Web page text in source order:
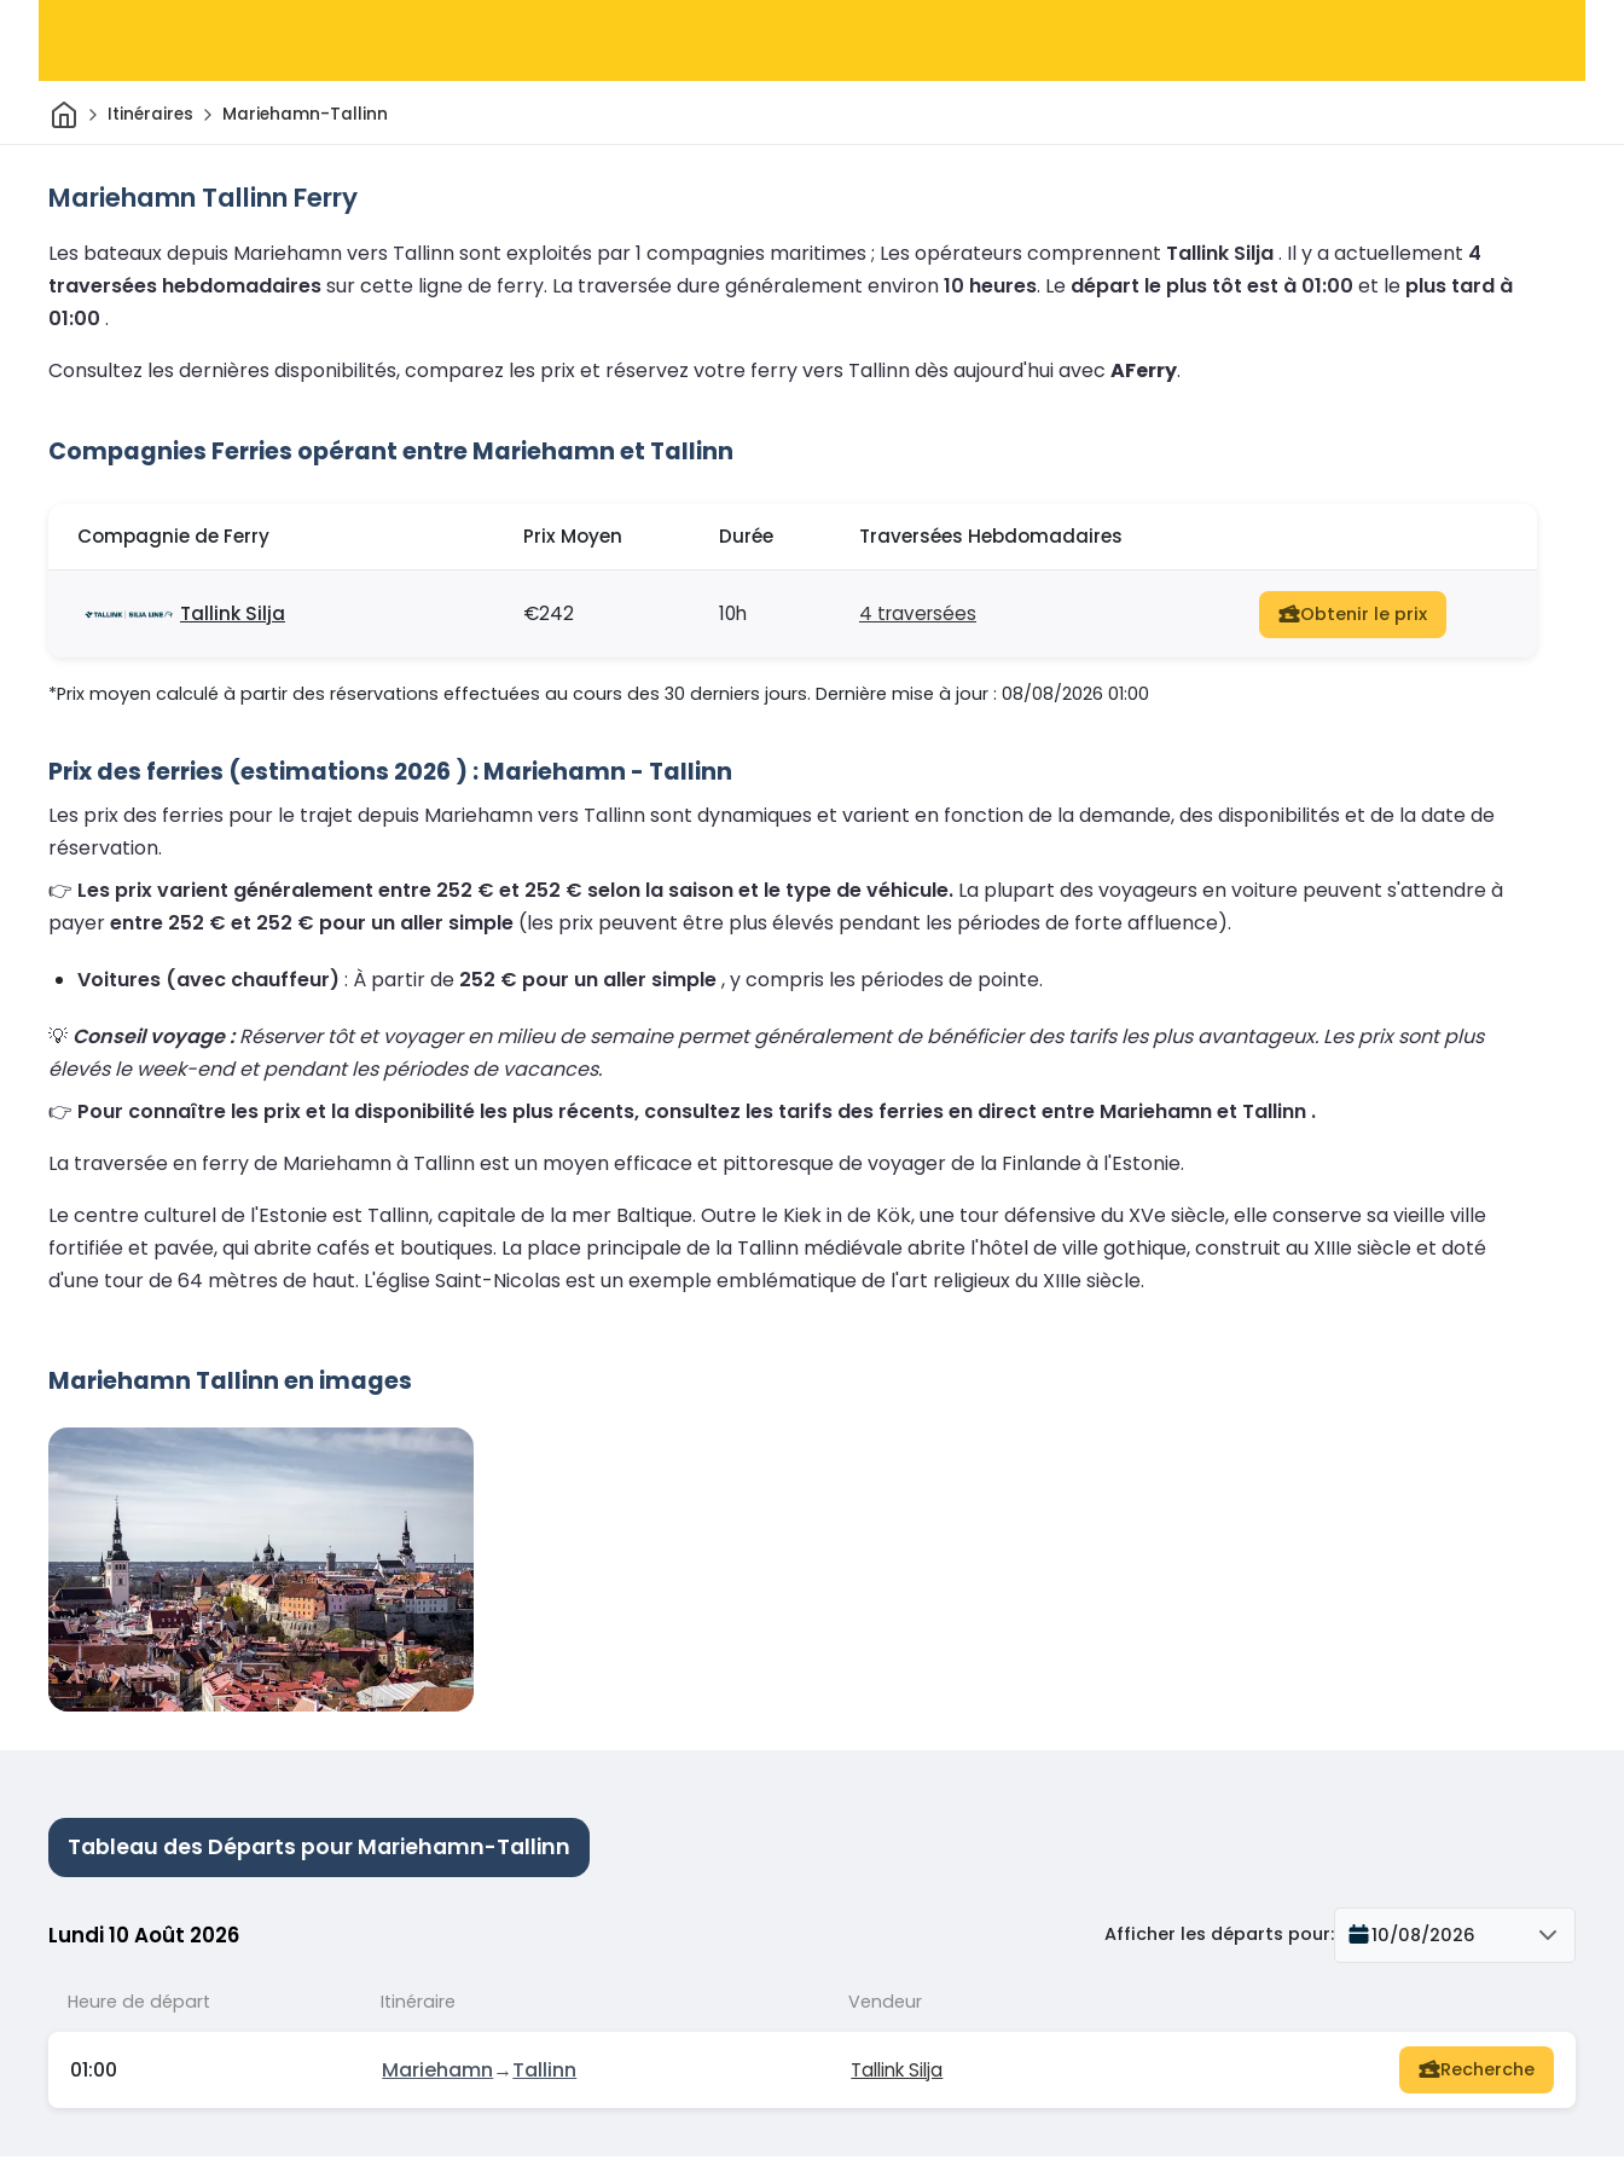
Maison
Itinéraires Mariehamn-Tallinn
Mariehamn Tallinn Ferry
Les bateaux depuis Mariehamn vers Tallinn sont exploités par 1 compagnies maritimes ; Les opérateurs comprennent Tallink Silja. Il y a actuellement 4
traversées hebdomadairessur cette ligne de ferry. La traversée dure généralement environ10 heures. Le départ le plus tôt est à 01:00 et le plus tard à
01:00 .
Consultez les dernières disponibilités, comparez les prix et réservez votre ferry vers Tallinn dès aujourd'hui avec AFerry.
Compagnies Ferries opérant entre Mariehamn et Tallinn
Compagnie de Ferry Prix Moyen Durée Traversées Hebdomadaires
Tallink Silja €242 10h 4 traversées Obtenir le prix
*Prix moyen calculé à partir des réservations effectuées au cours des 30 derniers jours. Dernière mise à jour : 08/08/2026 01:00
Prix des ferries (estimations 2026 ) : Mariehamn - Tallinn
Les prix des ferries pour le trajet depuis Mariehamn vers Tallinn sont dynamiques et varient en fonction de la demande, des disponibilités et de la date de
réservation.
👉 Les prix varient généralement entre 252 € et 252 € selon la saison et le type de véhicule. La plupart des voyageurs en voiture peuvent s'attendre à
payerentre 252 € et 252 € pour un aller simple (les prix peuvent être plus élevés pendant les périodes de forte affluence).
Voitures (avec chauffeur) : À partir de 252 € pour un aller simple, y compris les périodes de pointe.
💡 Conseil voyage :Réserver tôt et voyager en milieu de semaine permet généralement de bénéficier des tarifs les plus avantageux. Les prix sont plus
élevés le week-end et pendant les périodes de vacances.
👉 Pour connaître les prix et la disponibilité les plus récents, consultez les tarifs des ferries en direct entre Mariehamn et Tallinn .
La traversée en ferry de Mariehamn à Tallinn est un moyen efficace et pittoresque de voyager de la Finlande à l'Estonie.
Le centre culturel de l'Estonie est Tallinn, capitale de la mer Baltique. Outre le Kiek in de Kök, une tour défensive du XVe siècle, elle conserve sa vieille ville
fortifiée et pavée, qui abrite cafés et boutiques. La place principale de la Tallinn médiévale abrite l'hôtel de ville gothique, construit au XIIIe siècle et doté
d'une tour de 64 mètres de haut. L'église Saint-Nicolas est un exemple emblématique de l'art religieux du XIIIe siècle.
Mariehamn Tallinn en images
Tableau des Départs pour Mariehamn-Tallinn
Lundi 10 Août 2026 Afficher les départs pour: 10/08/2026
Heure de départ Itinéraire Vendeur
01:00 Mariehamn→Tallinn Tallink Silja Recherche